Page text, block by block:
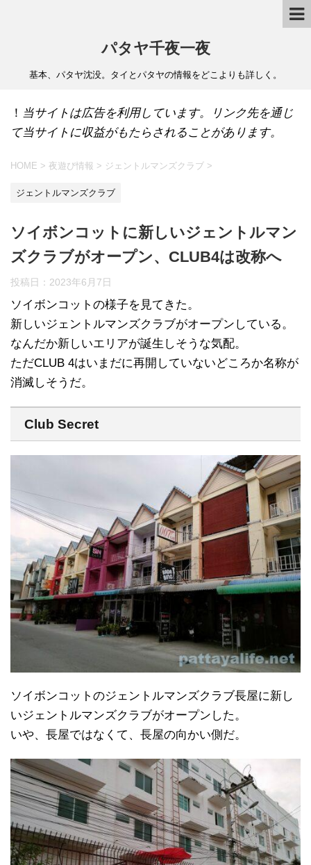
パタヤ千夜一夜
基本、パタヤ沈没。タイとパタヤの情報をどこよりも詳しく。
！ 当サイトは広告を利用しています。リンク先を通じ
て当サイトに収益がもたらされることがあります。
HOME > 夜遊び情報 > ジェントルマンズクラブ >
ジェントルマンズクラブ
ソイボンコットに新しいジェントルマン
ズクラブがオープン、CLUB4は改称へ
投稿日： 2023年6月7日
ソイボンコットの様子を見てきた。
新しいジェントルマンズクラブがオープンしている。
なんだか新しいエリアが誕生しそうな気配。
ただCLUB 4はいまだに再開していないどころか名称が
消滅しそうだ。
Club Secret
ソイボンコットのジェントルマンズクラブ長屋に新し
いジェントルマンズクラブがオープンした。
いや、長屋ではなくて、長屋の向かい側だ。